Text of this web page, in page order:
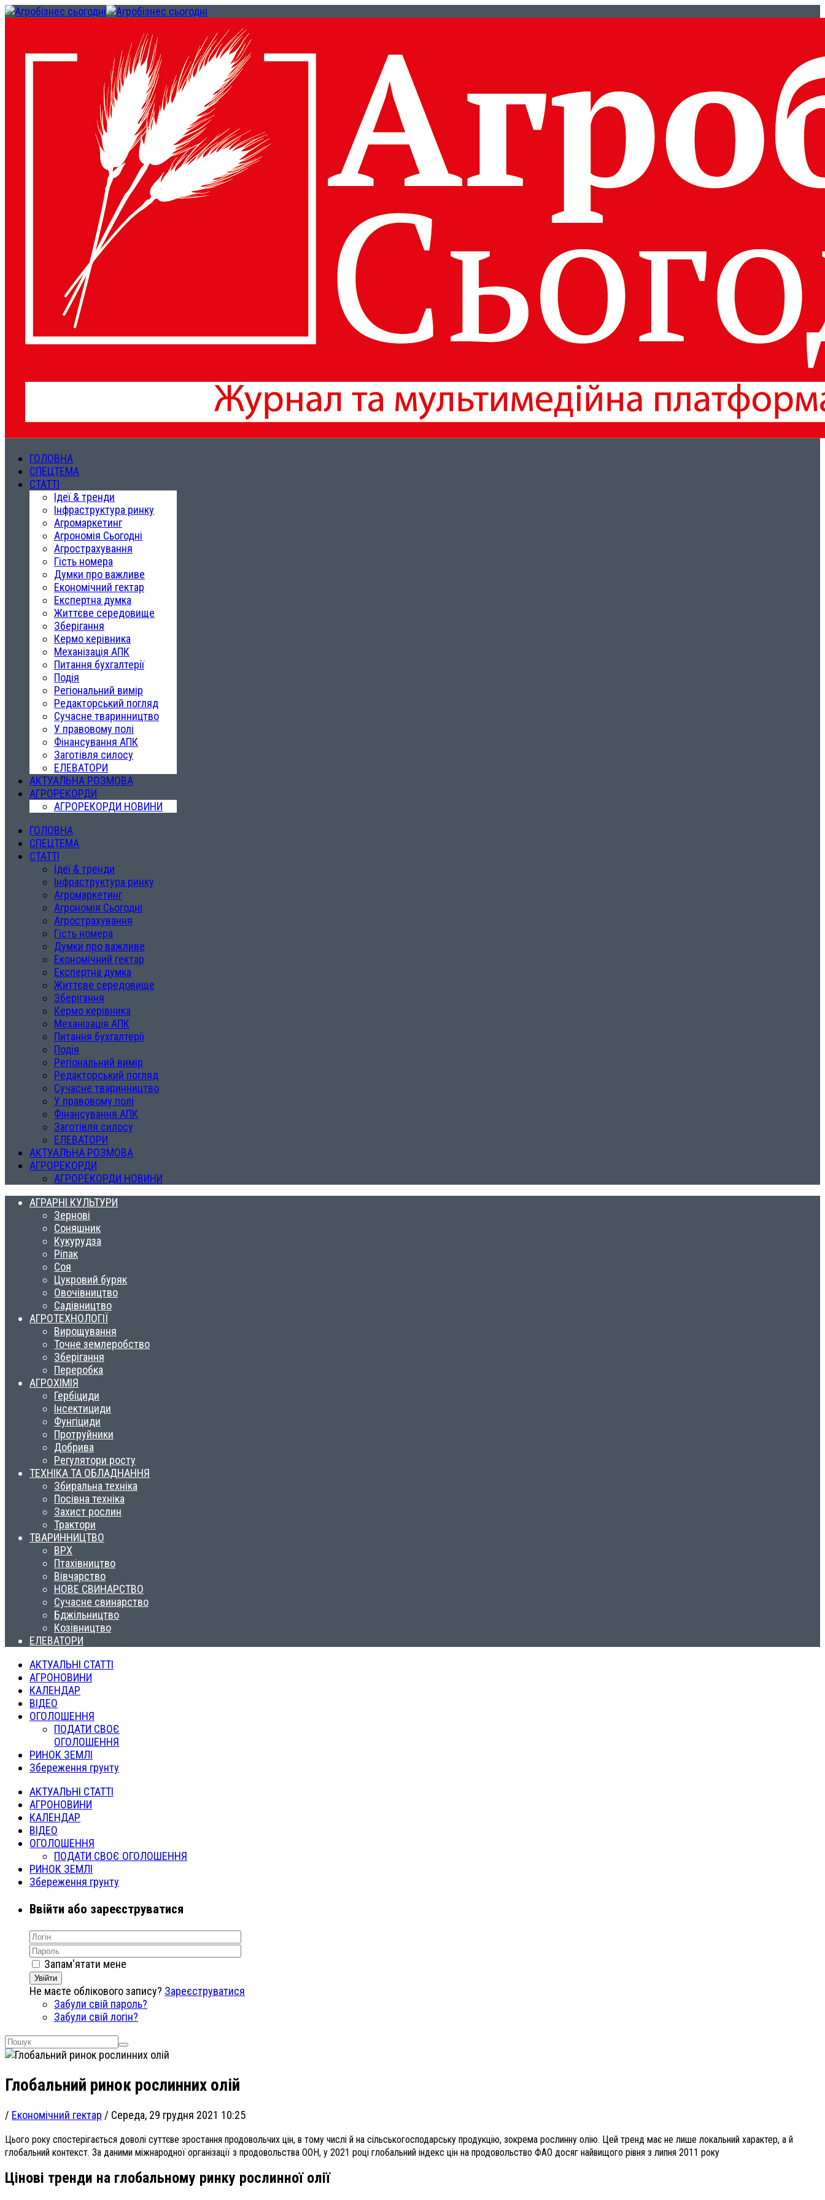
ГОЛОВНА
СПЕЦТЕМА
СТАТТІ
Ідеї & тренди
Інфраструктура ринку
Агромаркетинг
Агрономія Сьогодні
Агрострахування
Гість номера
Думки про важливе
Економічний гектар
Експертна думка
Життєве середовище
Зберігання
Кермо керівника
Механізація АПК
Питання бухгалтерії
Подія
Регіональний вимір
Редакторський погляд
Сучасне тваринництво
У правовому полі
Фінансування АПК
Заготівля силосу
ЕЛЕВАТОРИ
АКТУАЛЬНА РОЗМОВА
АГРОРЕКОРДИ
АГРОРЕКОРДИ НОВИНИ
ГОЛОВНА
СПЕЦТЕМА
СТАТТІ
Ідеї & тренди
Інфраструктура ринку
Агромаркетинг
Агрономія Сьогодні
Агрострахування
Гість номера
Думки про важливе
Економічний гектар
Експертна думка
Життєве середовище
Зберігання
Кермо керівника
Механізація АПК
Питання бухгалтерії
Подія
Регіональний вимір
Редакторський погляд
Сучасне тваринництво
У правовому полі
Фінансування АПК
Заготівля силосу
ЕЛЕВАТОРИ
АКТУАЛЬНА РОЗМОВА
АГРОРЕКОРДИ
АГРОРЕКОРДИ НОВИНИ
АГРАРНІ КУЛЬТУРИ
Зернові
Соняшник
Кукурудза
Ріпак
Соя
Цукровий буряк
Овочівництво
Садівництво
АГРОТЕХНОЛОГІЇ
Вирощування
Точне землеробство
Зберігання
Переробка
АГРОХІМІЯ
Гербіциди
Інсектициди
Фунгіциди
Протруйники
Добрива
Регулятори росту
ТЕХНІКА ТА ОБЛАДНАННЯ
Збиральна техніка
Посівна техніка
Захист рослин
Трактори
ТВАРИННИЦТВО
ВРХ
Птахівництво
Вівчарство
НОВЕ СВИНАРСТВО
Сучасне свинарство
Бджільництво
Козівництво
ЕЛЕВАТОРИ
АКТУАЛЬНІ СТАТТІ
АГРОНОВИНИ
КАЛЕНДАР
ВІДЕО
ОГОЛОШЕННЯ
ПОДАТИ СВОЄ
ОГОЛОШЕННЯ
РИНОК ЗЕМЛІ
Збереження грунту
АКТУАЛЬНІ СТАТТІ
АГРОНОВИНИ
КАЛЕНДАР
ВІДЕО
ОГОЛОШЕННЯ
ПОДАТИ СВОЄ ОГОЛОШЕННЯ
РИНОК ЗЕМЛІ
Збереження грунту
Ввійти або зареєструватися
Запам'ятати мене
Увійти
Не маєте облікового запису? Зареєструватися
Забули свій пароль?
Забули свій логін?
Глобальний ринок рослинних олій
/ Економічний гектар / Середа, 29 грудня 2021 10:25
Цього року спостерігається доволі суттєве зростання продовольчих цін, в тому числі й на сільськогосподарську продукцію, зокрема рослинну олію. Цей тренд має не лише локальний характер, а й
глобальний контекст. За даними міжнародної організації з продовольства ООН, у 2021 році глобальний індекс цін на продовольство ФАО досяг найвищого рівня з липня 2011 року
Цінові тренди на глобальному ринку рослинної олії